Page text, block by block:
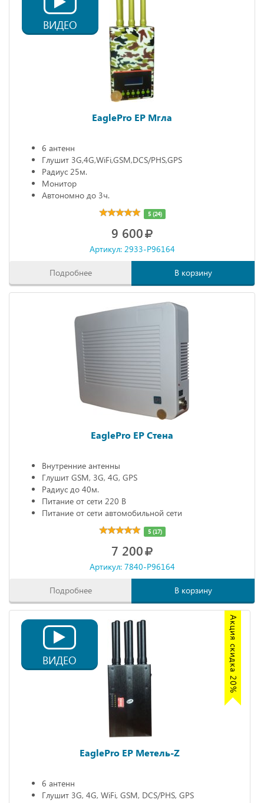
ВИДЕО
EaglePro EP Мгла
6 антенн
Глушит 3G,4G,WiFi,GSM,DCS/PHS,GPS
Радиус 25м.
Монитор
Автономно до 3ч.
5 (24)
9 600
Артикул: 2933-P96164
Подробнее В корзину
EaglePro EP Стена
Внутренние антенны
Глушит GSM, 3G, 4G, GPS
Радиус до 40м.
Питание от сети 220 В
Питание от сети автомобильной сети
5 (17)
7 200
Артикул: 7840-P96164
Подробнее В корзину
Акция скидка 20%
ВИДЕО
EaglePro EP Метель-Z
6 антенн
Глушит 3G, 4G, WiFi, GSM, DCS/PHS, GPS